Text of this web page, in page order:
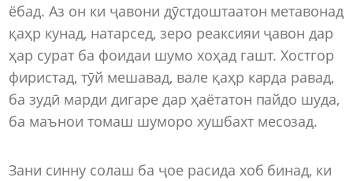
ёбад. Аз он ки ҷавони дӯстдоштаатон метавонад
қаҳр кунад, натарсед, зеро реаксияи ҷавон дар
ҳар сурат ба фоидаи шумо хоҳад гашт. Хостгор
фиристад, тӯй мешавад, вале қаҳр карда равад,
ба зудӣ марди дигаре дар ҳаётатон пайдо шуда,
ба маънои томаш шуморо хушбахт месозад.
Зани синну солаш ба ҷое расида хоб бинад, ки